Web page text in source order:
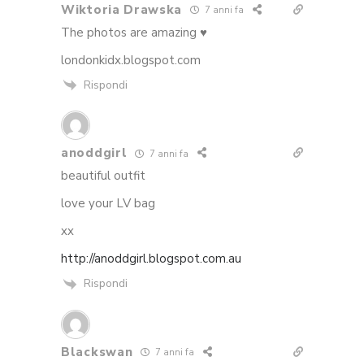
Wiktoria Drawska 7 anni fa
The photos are amazing ♥
londonkidx.blogspot.com
Rispondi
anoddgirl 7 anni fa
beautiful outfit
love your LV bag
xx
http://anoddgirl.blogspot.com.au
Rispondi
Blackswan 7 anni fa